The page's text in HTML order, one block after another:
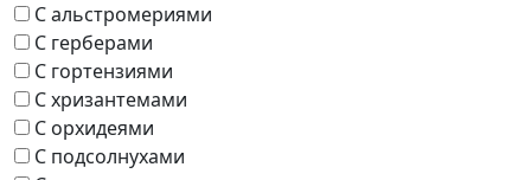
С альстромериями
С герберами
С гортензиями
С хризантемами
С орхидеями
С подсолнухами